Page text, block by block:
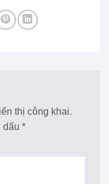
thị công khai.
dấu *